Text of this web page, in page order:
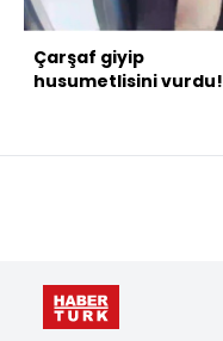
Çarşaf giyip
husumetlisini vurdu!